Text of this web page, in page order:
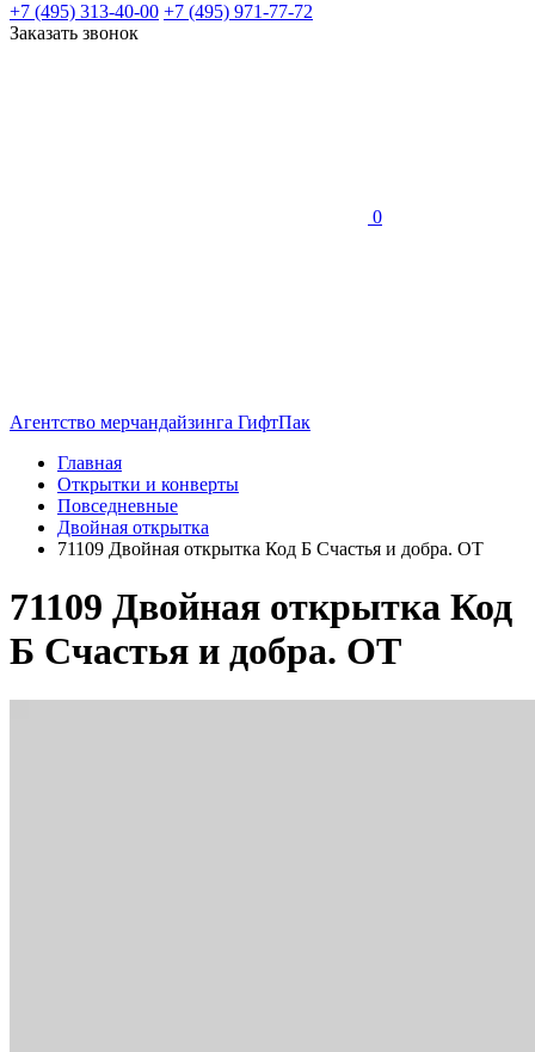
+7 (495) 313-40-00 +7 (495) 971-77-72
Заказать звонок
0
Агентство мерчандайзинга ГифтПак
Главная
Открытки и конверты
Повседневные
Двойная открытка
71109 Двойная открытка Код Б Счастья и добра. ОТ
71109 Двойная открытка Код
Б Счастья и добра. ОТ